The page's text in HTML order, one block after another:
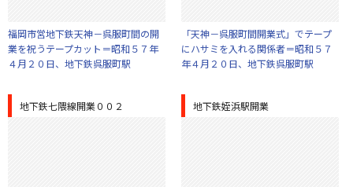
福岡市営地下鉄天神－呉服町間の開
業を祝うテープカット＝昭和５７年
４月２０日、地下鉄呉服町駅
「天神－呉服町間開業式」でテープ
にハサミを入れる関係者＝昭和５７
年４月２０日、地下鉄呉服町駅
地下鉄七隈線開業００２ 地下鉄姪浜駅開業